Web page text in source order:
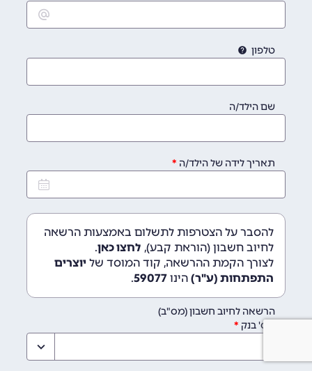
טלפון
שם הילד/ה
תאריך לידה של הילד/ה
להסבר על הצטרפות לתשלום באמצעות הרשאה
לחיוב חשבון (הוראת קבע), לחצו כאן.
לצורך הקמת ההרשאה, קוד המוסד של יוצרים
התפתחות (ע"ר) הינו 59077
.
הרשאה לחיוב חשבון (מס"ב)
מס' בנק